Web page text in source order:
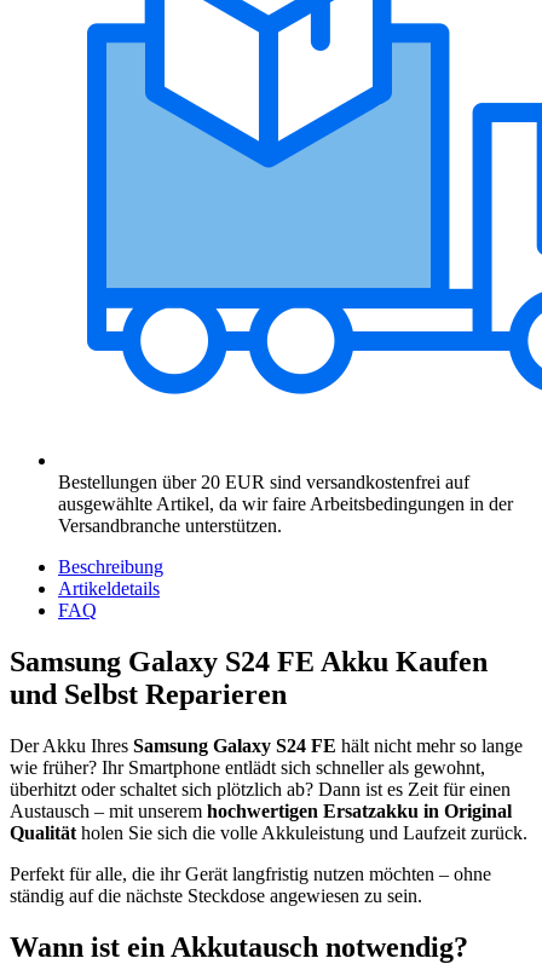
Bestellungen über 20 EUR sind versandkostenfrei auf
ausgewählte Artikel, da wir faire Arbeitsbedingungen in der
Versandbranche unterstützen.
Beschreibung
Artikeldetails
FAQ
Samsung Galaxy S24 FE Akku Kaufen
und Selbst Reparieren
Der Akku Ihres Samsung Galaxy S24 FE hält nicht mehr so lange
wie früher? Ihr Smartphone entlädt sich schneller als gewohnt,
überhitzt oder schaltet sich plötzlich ab? Dann ist es Zeit für einen
Austausch – mit unserem hochwertigen Ersatzakku in Original
Qualität holen Sie sich die volle Akkuleistung und Laufzeit zurück.
Perfekt für alle, die ihr Gerät langfristig nutzen möchten – ohne
ständig auf die nächste Steckdose angewiesen zu sein.
Wann ist ein Akkutausch notwendig?